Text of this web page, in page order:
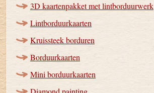
3D kaartenpakket met lintborduurwerk
Lintborduurkaarten
Kruissteek borduren
Borduurkaarten
Mini borduurkaarten